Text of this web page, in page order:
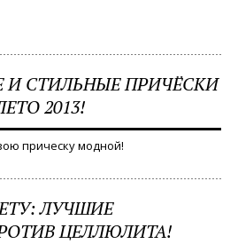
СТИЛЬНЫЕ ПРИЧЁСКИ
2013!
прическу модной!
ЛУЧШИЕ
ЦЕЛЛЮЛИТА!